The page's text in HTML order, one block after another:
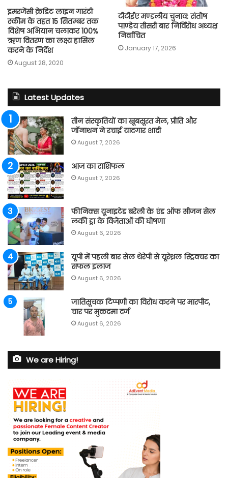
इमरजेंसी क्रेडिट लाइन गारंटी
स्कीम के तहत 15 सितम्बर तक
विशेष अभियान चलाकर 100%
ऋण वितरण का लक्ष्य हासिल
करने के निर्देश
August 28, 2020
टीटीईए मण्डलीय चुनाव: संतोष
पाण्डेय तीसरी बार निर्विरोध अध्यक्ष
निर्वाचित
January 17, 2026
Latest Updates
तीन संस्कृतियों का खूबसूरत मेल, प्रीति और
जॉनाथन ने रचाई यादगार शादी
August 7, 2026
आज का राशिफल
August 7, 2026
फीनिक्स यूनाइटेड बरेली के एंड ऑफ सीजन सेल
लकी ड्रा के विजेताओं की घोषणा
August 6, 2026
यूपी में पहली बार सेल थेरेपी से यूरेथ्रल स्ट्रिक्चर का
सफल इलाज
August 6, 2026
जातिसूचक टिप्पणी का विरोध करने पर मारपीट,
चार पर मुकदमा दर्ज
August 6, 2026
We are Hiring!